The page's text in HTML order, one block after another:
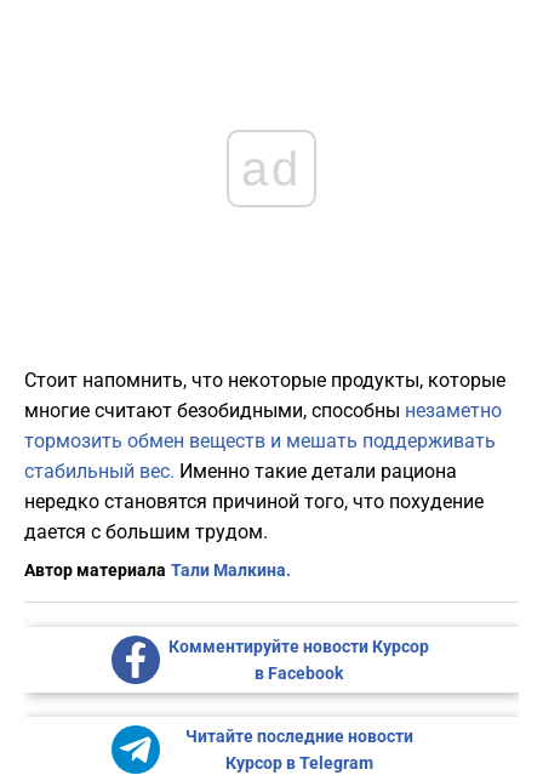
ad
Стоит напомнить, что некоторые продукты, которые
многие считают безобидными, способны незаметно
тормозить обмен веществ и мешать поддерживать
стабильный вес. Именно такие детали рациона
нередко становятся причиной того, что похудение
дается с большим трудом.
Автор материала Тали Малкина.
Комментируйте новости Курсор
в Facebook
Читайте последние новости
Курсор в Telegram